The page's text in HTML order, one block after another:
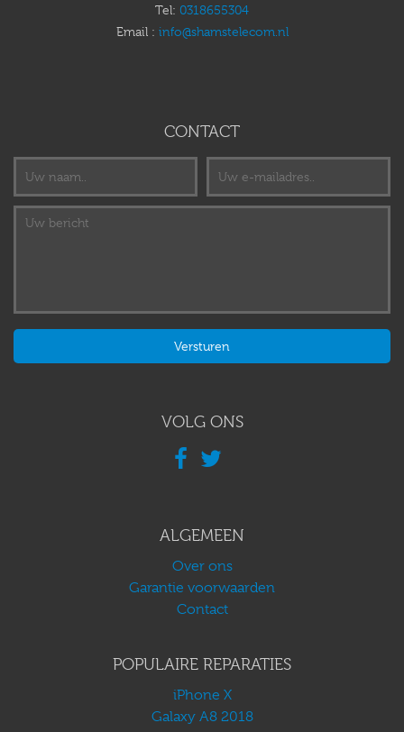
Tel: 0318655304
Email : info@shamstelecom.nl
CONTACT
VOLG ONS
ALGEMEEN
Over ons
Garantie voorwaarden
Contact
POPULAIRE REPARATIES
iPhone X
Galaxy A8 2018